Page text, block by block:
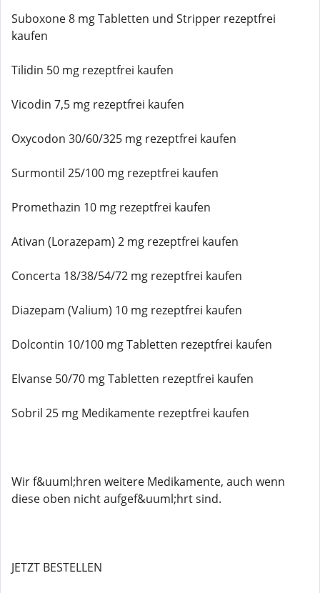
Suboxone 8 mg Tabletten und Stripper rezeptfrei
kaufen
Tilidin 50 mg rezeptfrei kaufen
Vicodin 7,5 mg rezeptfrei kaufen
Oxycodon 30/60/325 mg rezeptfrei kaufen
Surmontil 25/100 mg rezeptfrei kaufen
Promethazin 10 mg rezeptfrei kaufen
Ativan (Lorazepam) 2 mg rezeptfrei kaufen
Concerta 18/38/54/72 mg rezeptfrei kaufen
Diazepam (Valium) 10 mg rezeptfrei kaufen
Dolcontin 10/100 mg Tabletten rezeptfrei kaufen
Elvanse 50/70 mg Tabletten rezeptfrei kaufen
Sobril 25 mg Medikamente rezeptfrei kaufen
Wir f&uuml;hren weitere Medikamente, auch wenn
diese oben nicht aufgef&uuml;hrt sind.
JETZT BESTELLEN